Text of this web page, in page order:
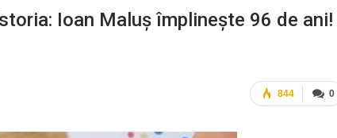
Ioan Maluș împlinește 96 de ani!
0
844